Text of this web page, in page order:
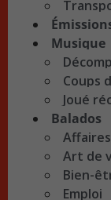
Musique
Coups
Joué
Balados
Affaires
Art de
Bien-
Emploi